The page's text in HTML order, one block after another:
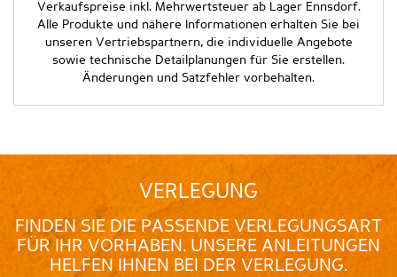
Verkaufspreise inkl. Mehrwertsteuer ab Lager Ennsdorf.
Alle Produkte und nähere Informationen erhalten Sie bei
unseren Vertriebspartnern, die individuelle Angebote
sowie technische Detailplanungen für Sie erstellen.
Änderungen und Satzfehler vorbehalten.
VERLEGUNG
FINDEN SIE DIE PASSENDE VERLEGUNGSART
FÜR IHR VORHABEN. UNSERE ANLEITUNGEN
HELFEN IHNEN BEI DER VERLEGUNG.